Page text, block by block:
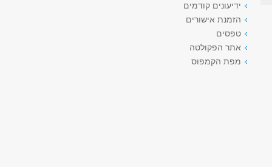
ידיעונים קודמים
הזמנת אישורים
טפסים
אתר הפקולטה
מפת הקמפוס